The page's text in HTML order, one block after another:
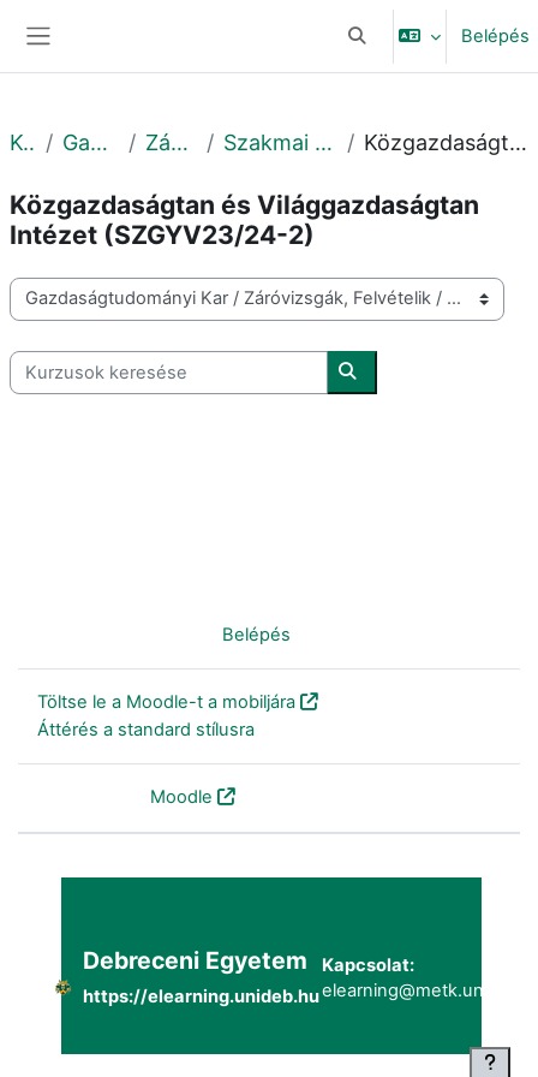
Keresési bemeneti
Belépés
Kurzusok Gazdaságtudományi Kar Záróvizsgák, Felvételik Szakmai gyakorlat védés 2023-2024 2. félév Közgazdaságtan és Világgazdaságtan Intézet (SZGYV23/24-2)
Közgazdaságtan és Világgazdaságtan
Intézet (SZGYV23/24-2)
Kurzuskategóriák
Kurzusok keresése
Kurzusok keresése
Belépés
Töltse le a Moodle-t a mobiljára
Áttérés a standard stílusra
Moodle
Debreceni Egyetem
https://elearning.unideb.hu
Kapcsolat: